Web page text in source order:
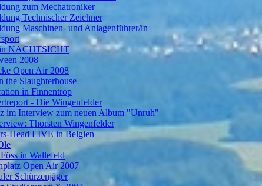
zum Mechatroniker
Technischer Zeichner
Maschinen- und Anlagenführer/in
NACHTSICHT
2008
Open Air 2008
the Slaughterhouse
in Finnentrop
- Die Wingenfelder
im Interview zum neuen Album "Unruh"
Thorsten Wingenfelder
Head LIVE in Belgien
in Wallefeld
Open Air 2007
Schürzenjäger